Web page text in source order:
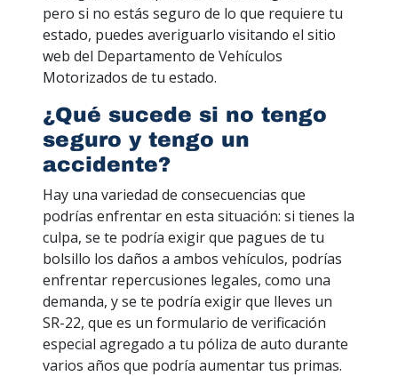
pero si no estás seguro de lo que requiere tu
estado, puedes averiguarlo visitando el sitio
web del Departamento de Vehículos
Motorizados de tu estado.
¿Qué sucede si no tengo
seguro y tengo un
accidente?
Hay una variedad de consecuencias que
podrías enfrentar en esta situación: si tienes la
culpa, se te podría exigir que pagues de tu
bolsillo los daños a ambos vehículos, podrías
enfrentar repercusiones legales, como una
demanda, y se te podría exigir que lleves un
SR-22, que es un formulario de verificación
especial agregado a tu póliza de auto durante
varios años que podría aumentar tus primas.